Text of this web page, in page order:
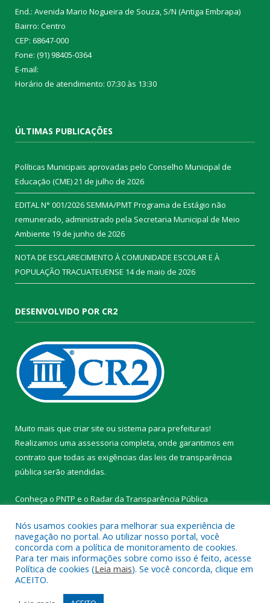
End.: Avenida Mario Nogueira de Souza, S/N (Antiga Embrapa)
Bairro: Centro
CEP: 68647-000
Fone: (91) 98405-0364
E-mail:
Horário de atendimento: 07:30 às 13:30
ÚLTIMAS PUBLICAÇÕES
Políticas Municipais aprovadas pelo Conselho Municipal de
Educação (CME)21 de julho de 2026
EDITAL N° 001/2026 SEMMA/PMT Programa de Estágio não
remunerado, administrado pela Secretaria Municipal de Meio
Ambiente 19 de junho de 2026
NOTA DE ESCLARECIMENTO À COMUNIDADE ESCOLAR E À
POPULAÇÃO TRACUATEUENSE 14 de maio de 2026
DESENVOLVIDO POR CR2
Muito mais que criar site ou sistema para prefeituras!
Realizamos uma assessoria completa, onde garantimos em
contrato que todas as exigências das leis de transparência
pública serão atendidas.
Conheça o PNTP e o Radar da Transparência Pública
Todos os direitos reservados a Prefeitura Municipal de
Tracuateua.
Nós usamos cookies para melhorar sua experiência de
navegação no portal. Ao utilizar nosso portal, você
concorda com a política de monitoramento de cookies.
Para ter mais informações sobre como isso é feito, acesse
Política de cookies (Leia mais). Se você concorda, clique em
ACEITO.